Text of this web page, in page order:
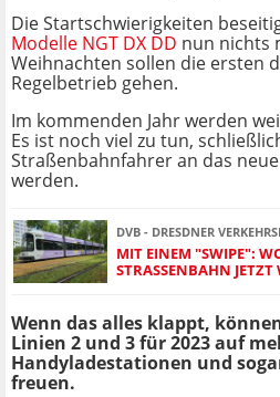
Die Startschwierigkeiten
Modelle NGT DX DD nun nichts
Weihnachten sollen die ersten
Regelbetrieb gehen.
Im kommenden Jahr werden
Es ist noch viel zu tun,
Straßenbahnfahrer an das
werden.
DVB - DRESDNER
MIT EINEM "SWIPE":
STRASSENBAHN JETZT
Wenn das alles klappt,
Linien 2 und 3 für 2023 auf
Handyladestationen und
freuen.